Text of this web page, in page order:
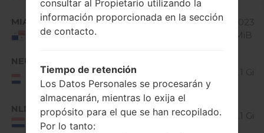
MIA
Panama
V40010f_00.kdz
Android
MiB
NEU
NEU/NORTHERN
EUROPE
V40020b_00.kdz
Lollipop
1.1 GiB
NLD
Netherlands
V40020b_00.kdz
5.0.x
1.1 GiB
consultar al Propietario utilizando la
información proporcionada en la sección
de contacto.
Tiempo de retención
Los Datos Personales se procesarán y
almacenarán, mientras lo exija el
propósito para el que se han recopilado.
Por lo tanto: